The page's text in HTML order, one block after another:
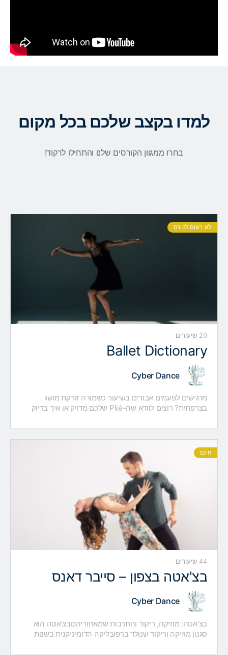
למדו בקצב שלכם בכל מקום
בחרו ממגוון הקורסים שלנו והתחילו לרקוד!
לא רשום לקורס
20 שיעורים
Ballet Dictionary
Cyber Dance
מרגישים לפעמים אבודים בשיעור כשמורה זורקת מושג
בצרפתית? רוצים לוודא שה-Plié שלכם מדויק או איך בדיוק
DICTIONARY נוצר…
חינם
44 שיעורים
בצ'אטה בצפון – סייבר דאנס
Cyber Dance
בצ’אטה: מוזיקה, ריקוד והתרבות שמאחוריהםבצ’אטה הוא
סגנון מוזיקה וריקוד שנולד ברפובליקה הדומיניקנית בשנות